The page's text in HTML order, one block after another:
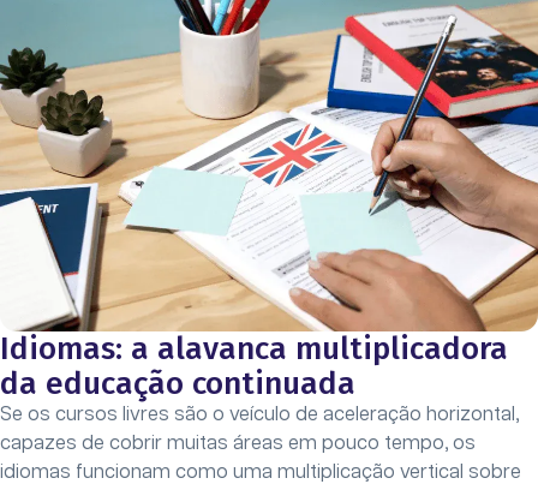
Idiomas: a alavanca multiplicadora
da educação continuada
Se os cursos livres são o veículo de aceleração horizontal,
capazes de cobrir muitas áreas em pouco tempo, os
idiomas funcionam como uma multiplicação vertical sobre